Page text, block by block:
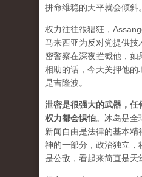
拼命维稳的天平就会倾斜。
权力往往很猖狂，
马来西亚为反对党提供技
密警察在深夜拦截他，如
相助的话，今天关押他的
是吉隆波。
泄密是很强大的武器，任
权力都会惧怕。 冰岛是全
新闻自由是法律的基本
神的一部分，政治独立，
是公敌，看起来简直是天